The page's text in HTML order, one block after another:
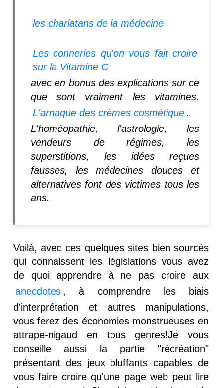
les charlatans de la médecine
Les conneries qu'on vous fait croire
sur la Vitamine C
avec en bonus des explications sur ce
que sont vraiment les vitamines.
L'arnaque des crèmes cosmétique .
L'homéopathie, l'astrologie, les
vendeurs de régimes, les
superstitions, les idées reçues
fausses, les médecines douces et
alternatives font des victimes tous les
ans.
Voilà, avec ces quelques sites bien sourcés
qui connaissent les législations vous avez
de quoi apprendre à ne pas croire aux
anecdotes , à comprendre les biais
d'interprétation et autres manipulations,
vous ferez des économies monstrueuses en
attrape-nigaud en tous genres!Je vous
conseille aussi la partie "récréation"
présentant des jeux bluffants capables de
vous faire croire qu'une page web peut lire